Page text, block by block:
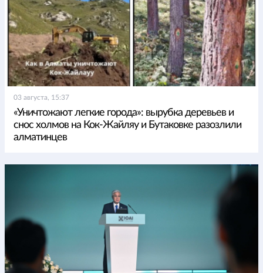
03 августа, 15:37
«Уничтожают легкие города»: вырубка деревьев и
снос холмов на Кок-Жайляу и Бутаковке разозлили
алматинцев